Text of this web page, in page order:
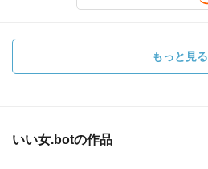
もっと見る
いい女.botの作品